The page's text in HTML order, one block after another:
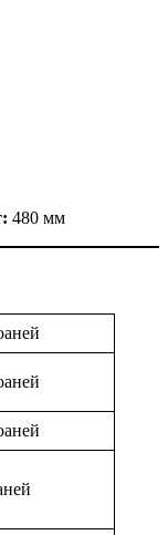
480 мм